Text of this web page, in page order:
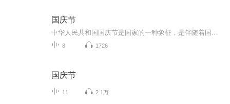
国庆节
8 1726
国庆节
11 2.1万